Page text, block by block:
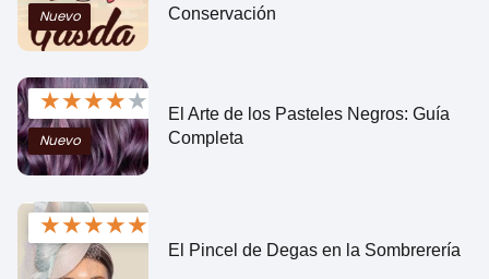
Nuevo
Conservación
★★★★★
Nuevo
El Arte de los Pasteles Negros: Guía
Completa
★★★★★
El Pincel de Degas en la Sombrerería